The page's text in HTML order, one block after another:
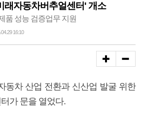
래자동차버추얼센터' 개소
품 성능 검증업무 지원
16:10
동차 산업 전환과 신산업 발굴 위한
가 문을 열었다.